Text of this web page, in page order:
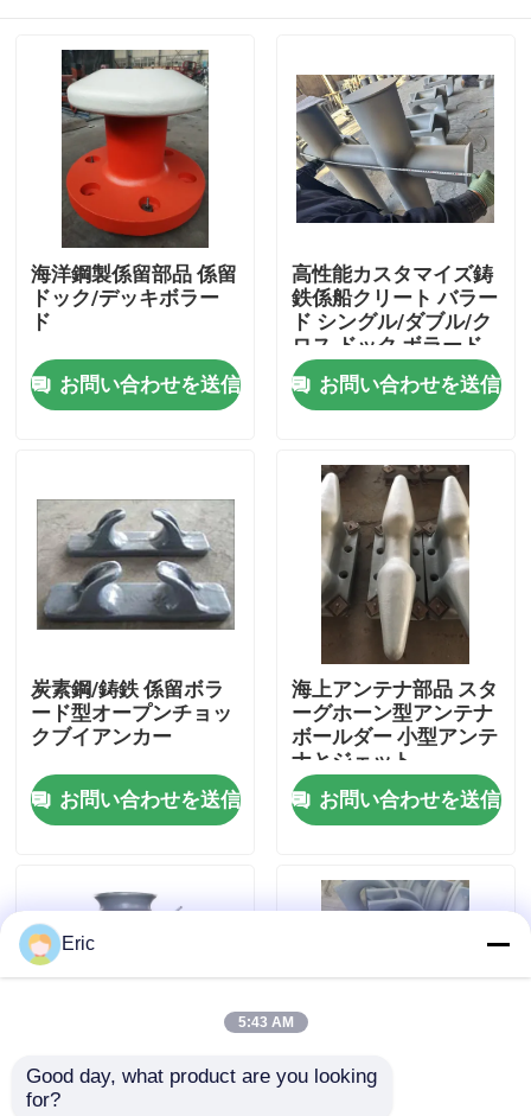
製品
企業情報
品質管理
お問い合わせ
Company News
海洋の Windows
海洋鋼製係留部品 係留
ドック/デッキボラー
ド
お問い合わせを送信
高性能カスタマイズ鋳
鉄係船クリート バラー
ド シングル/ダブル/ク
ロス ドック ボラード
お問い合わせを送信
炭素鋼/鋳鉄 係留ボラ
ード型オープンチョッ
クブイアンカー
お問い合わせを送信
海上アンテナ部品 スタ
ーグホーン型アンテナ
ボールダー 小型アンテ
ナとジェット
お問い合わせを送信
単ロールフェアリード
Eric
5:43 AM
Good day, what product are you looking
for?